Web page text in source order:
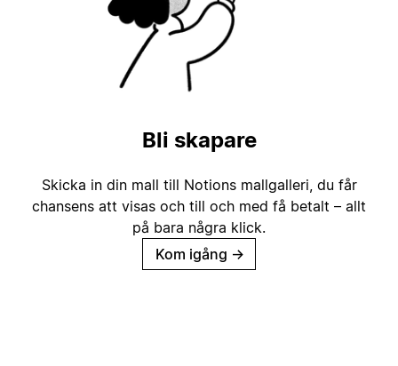
Bli skapare
Skicka in din mall till Notions mallgalleri, du får
chansens att visas och till och med få betalt – allt
på bara några klick.
Kom igång →